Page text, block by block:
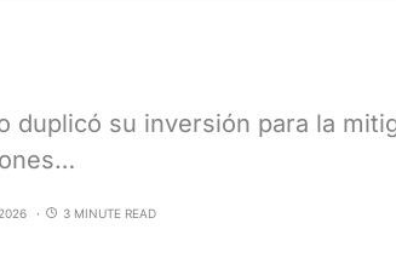
duplicó su inversión para la
3 MINUTE READ